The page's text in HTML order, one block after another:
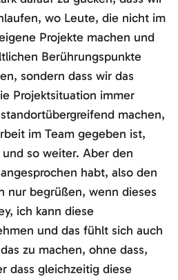
wo Leute, die nicht im
Projekte machen und
Berührungspunkte
sondern dass wir das
Projektsituation immer
machen,
im Team gegeben ist,
so weiter. Aber den
habt, also den
nur begrüßen, wenn dieses
ich kann diese
und das fühlt sich auch
zu machen, ohne dass,
dass gleichzeitig diese